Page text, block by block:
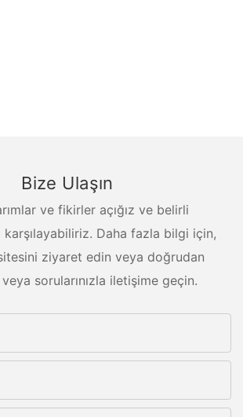
Bize Ulaşın
ve fikirler açığız ve belirli
Daha fazla bilgi için,
ziyaret edin veya doğrudan
veya sorularınızla iletişime geçin.